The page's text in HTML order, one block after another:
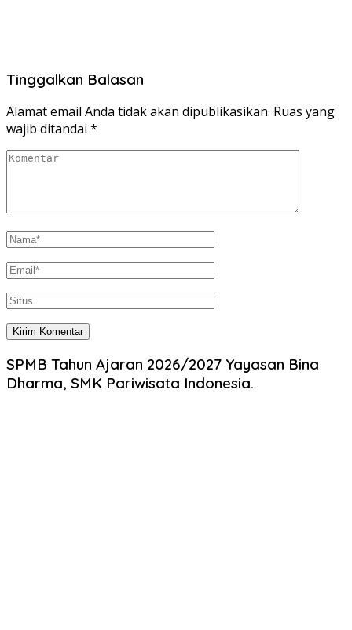
Tinggalkan Balasan
Alamat email Anda tidak akan dipublikasikan. Ruas yang
wajib ditandai *
SPMB Tahun Ajaran 2026/2027 Yayasan Bina
Dharma, SMK Pariwisata Indonesia.